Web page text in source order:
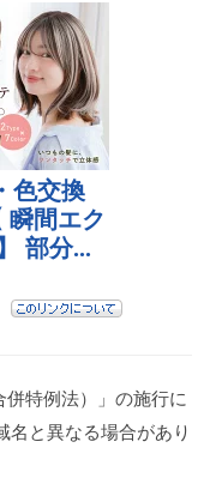
特例法）」の施行に
名と異なる場合があり